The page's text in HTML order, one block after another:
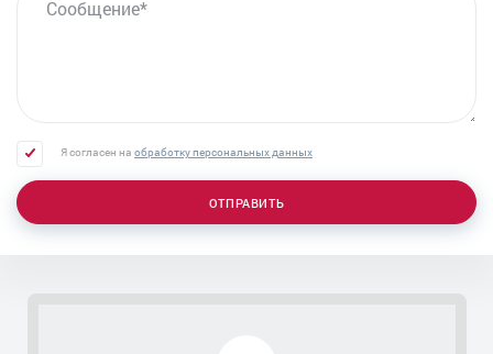
Уретроцистоскопия
Трансуретральная резекция (ТУР) аденомы
Удаление атеромы мошонки
Я согласен на обработку персональных данных
ОТПРАВИТЬ